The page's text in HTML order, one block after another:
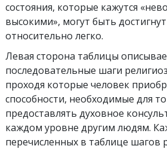
состояния, которые кажутся
высокими», могут быть
относительно легко.
Левая сторона таблицы
последовательные шаги
проходя которые человек
способности, необходимые для
предоставлять духовное
каждом уровне другим людям.
перечисленных в таблице шагов